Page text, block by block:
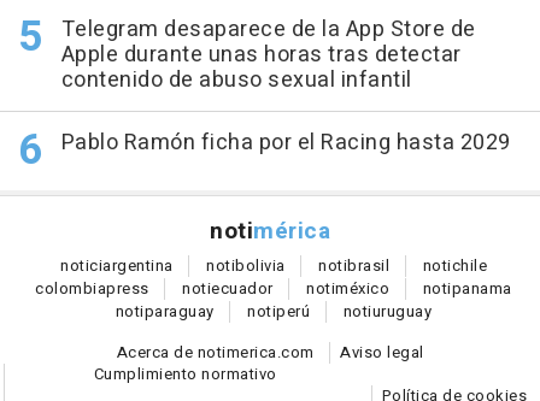
Telegram desaparece de la App Store de
Apple durante unas horas tras detectar
contenido de abuso sexual infantil
Pablo Ramón ficha por el Racing hasta 2029
notimérica
noticiargentina notibolivia notibrasil notichile
colombiapress notiecuador notiméxico notipanama
notiparaguay notiperú notiuruguay
Acerca de notimerica.com
Aviso legal
Cumplimiento normativo
Política de cookies